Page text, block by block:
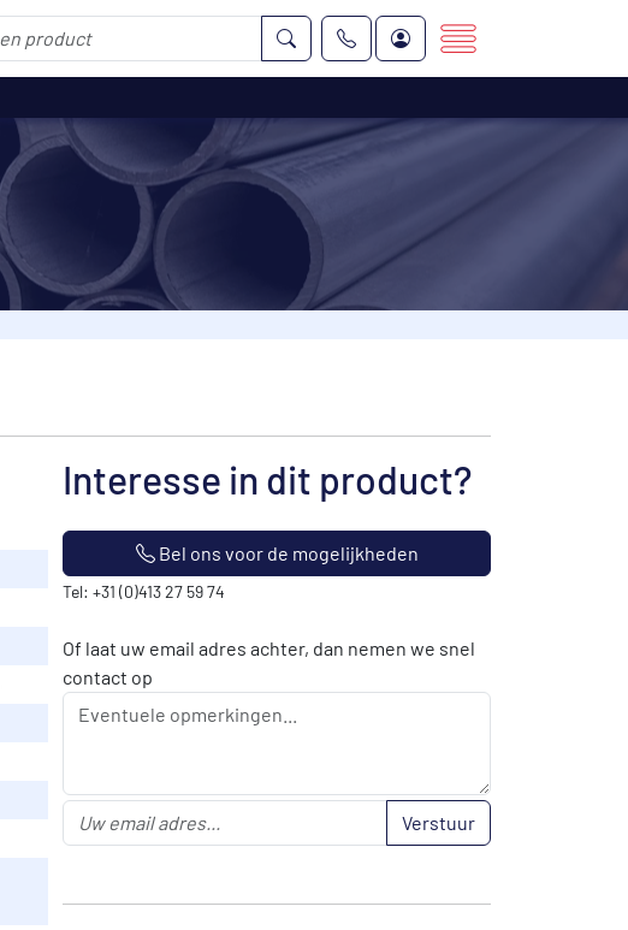
Interesse in dit product?
Bel ons voor de mogelijkheden
Tel: +31 (0)413 27 59 74
Of laat uw email adres achter, dan nemen we snel
contact op
Verstuur